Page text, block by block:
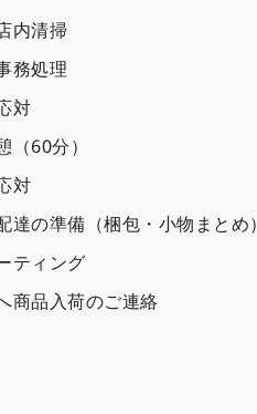
内清掃
務処理
対
（60分）
対
達の準備（梱包・小物まとめ）
ティング
商品入荷のご連絡